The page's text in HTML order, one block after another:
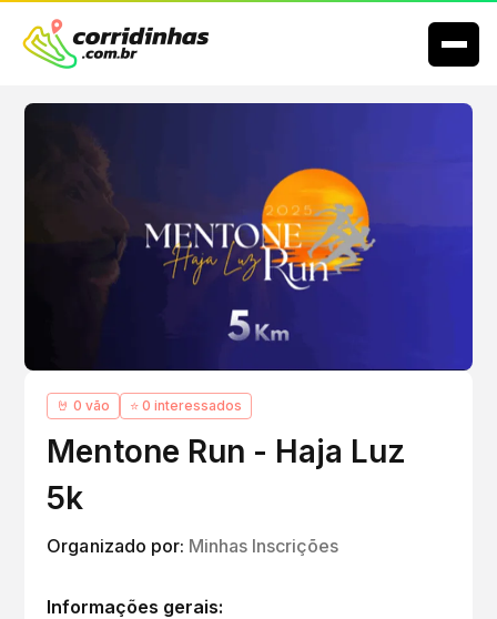
🤘 0 vão ⭐ 0 interessados
Mentone Run - Haja Luz
5k
Organizado por: Minhas Inscrições
Informações gerais: